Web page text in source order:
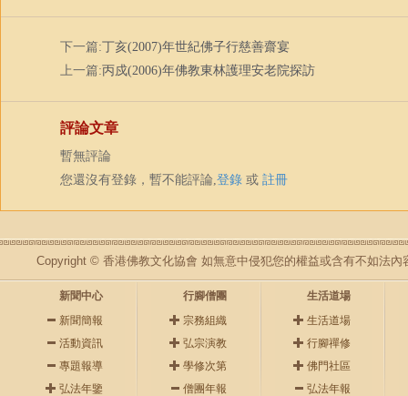
下一篇:丁亥(2007)年世紀佛子行慈善齋宴
上一篇:丙戍(2006)年佛教東林護理安老院探訪
評論文章
暫無評論
您還沒有登錄，暫不能評論,登錄 或 註冊
Copyright © 香港佛教文化協會 如無意中侵犯您的權益或含有不如法內
新聞中心
新聞簡報
活動資訊
專題報導
弘法年鑒
行腳僧團
宗務組織
弘宗演教
學修次第
僧團年報
生活道場
生活道場
行腳禪修
佛門社區
弘法年報